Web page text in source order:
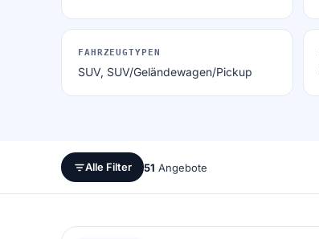
FAHRZEUGTYPEN
SUV, SUV/Geländewagen/Pickup
Alle Filter 51 Angebote